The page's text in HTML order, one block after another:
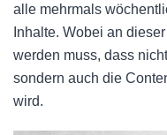
alle mehrmals
Inhalte. Wobei an
werden muss, dass
sondern auch die
wird.